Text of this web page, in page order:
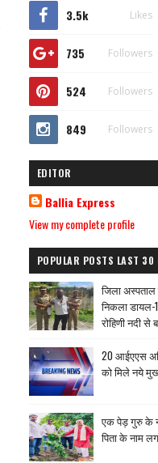
3.5k Likes
735 Followers
524 Followers
849 Followers
EDITOR
Ballia Express
View my complete profile
POPULAR POSTS LAST 30
जिला अस्पताल
निकला डायल-
रोहिणी नदी
20 आईएएस
को मिले नये
एक पेड़ गुरु के
पिता के नाम